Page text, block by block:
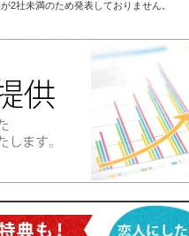
2社未満のため発表しておりません。